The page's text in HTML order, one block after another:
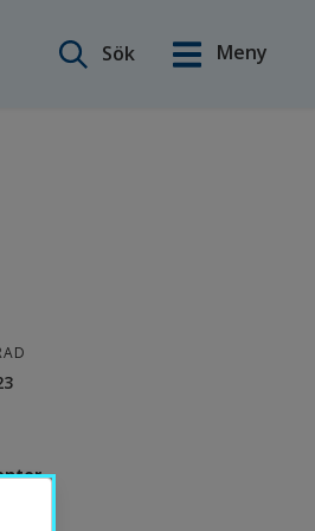
i nytt fönster.
nytt fönster.
Sök
Meny
English